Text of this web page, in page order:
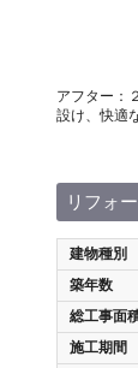
アフター：
設け、快適
リフォ
建物種別
築年数
総工事面
施工期間